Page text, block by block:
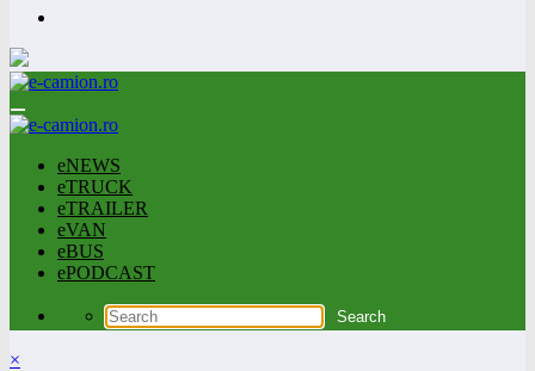
eNEWS
eTRUCK
eTRAILER
eVAN
eBUS
ePODCAST
×